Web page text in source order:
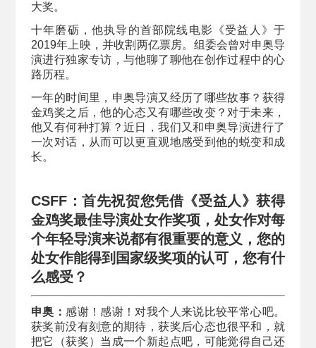
大奖。
十年磨砺，他执导的首部院线电影《受益人》于
2019年上映，并收割两亿票房。组委会曾对申奥导
演进行独家专访，与他聊了聊他在创作过程中的心
路历程。
一年的时间里，申奥导演又经历了哪些故事？获得
金鸡奖之后，他的心态又有哪些改变？对于未来，
他又有何种打算？近日，我们又和申奥导演进行了
一次对话，从而可以更直观地感受到他的蜕变和成
长。
CSFF：首先祝贺您凭借《受益人》获得
金鸡奖最佳导演处女作奖项，处女作对每
个年轻导演来说都有很重要的意义，您的
处女作能得到国家级奖项的认可，您有什
么感受？
申奥：感谢！感谢！对我个人来说比较平常心吧。
获奖前没有刻意的期待，获奖后心态也很平和，就
把它（获奖）当成一个新起点吧，可能觉得自己还